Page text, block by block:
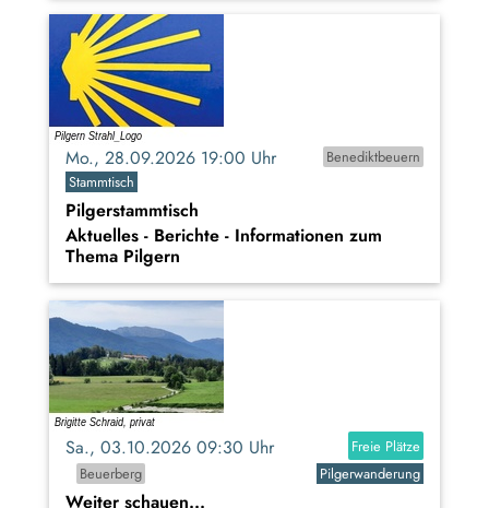
Mo., 28.09.2026 19:00 Uhr
Benediktbeuern
Stammtisch
Pilgerstammtisch
Aktuelles - Berichte - Informationen zum
Thema Pilgern
Sa., 03.10.2026 09:30 Uhr
Freie Plätze
Beuerberg
Pilgerwanderung
Weiter schauen...